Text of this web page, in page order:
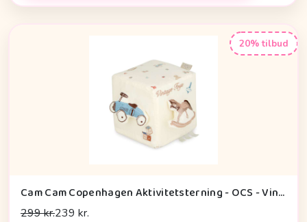
20% tilbud
Cam Cam Copenhagen Aktivitetsterning - OCS - Vintage Toys
299 kr.239 kr.